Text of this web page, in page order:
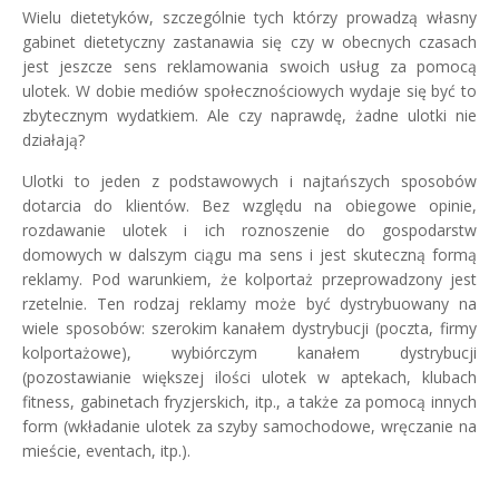
Wielu dietetyków, szczególnie tych którzy prowadzą własny
gabinet dietetyczny zastanawia się czy w obecnych czasach
jest jeszcze sens reklamowania swoich usług za pomocą
ulotek. W dobie mediów społecznościowych wydaje się być to
zbytecznym wydatkiem. Ale czy naprawdę, żadne ulotki nie
działają?
Ulotki to jeden z podstawowych i najtańszych sposobów
dotarcia do klientów. Bez względu na obiegowe opinie,
rozdawanie ulotek i ich roznoszenie do gospodarstw
domowych w dalszym ciągu ma sens i jest skuteczną formą
reklamy. Pod warunkiem, że kolportaż przeprowadzony jest
rzetelnie. Ten rodzaj reklamy może być dystrybuowany na
wiele sposobów: szerokim kanałem dystrybucji (poczta, firmy
kolportażowe), wybiórczym kanałem dystrybucji
(pozostawianie większej ilości ulotek w aptekach, klubach
fitness, gabinetach fryzjerskich, itp., a także za pomocą innych
form (wkładanie ulotek za szyby samochodowe, wręczanie na
mieście, eventach, itp.).